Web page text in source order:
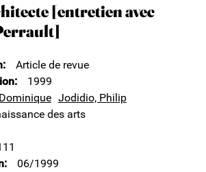
[entretien avec
Article de revue
1999
Jodidio, Philip
des arts
06/1999